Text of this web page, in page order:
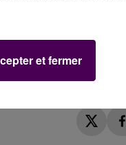
constaté sur place.
précisent les
et fermer